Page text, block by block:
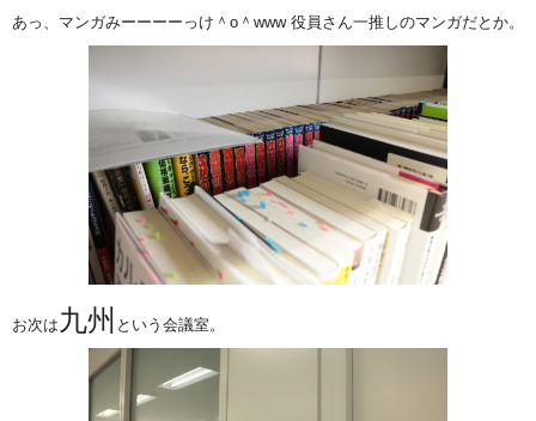
あっ、マンガみーーーーっけ＾o＾www 役員さん一推しのマンガだとか。
お次は 九州 という会議室。